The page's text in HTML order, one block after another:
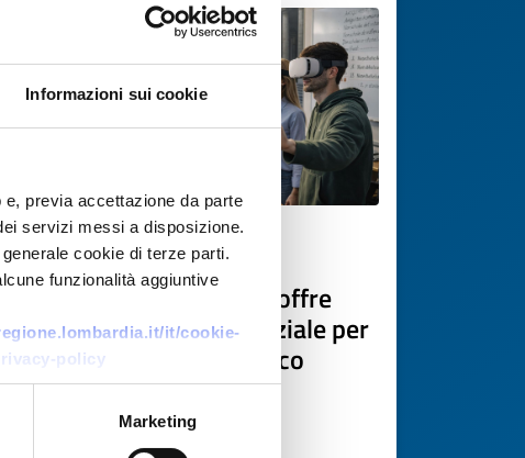
Informazioni sui cookie
previa accettazione da parte
servizi messi a disposizione.
cookie di terze parti.
funzionalità aggiuntive
it/cookie-
policy
Marketing
Offerta di tecnologia
Organizzazione greca offre
metodologia esperienziale per
insegnare il greco antico